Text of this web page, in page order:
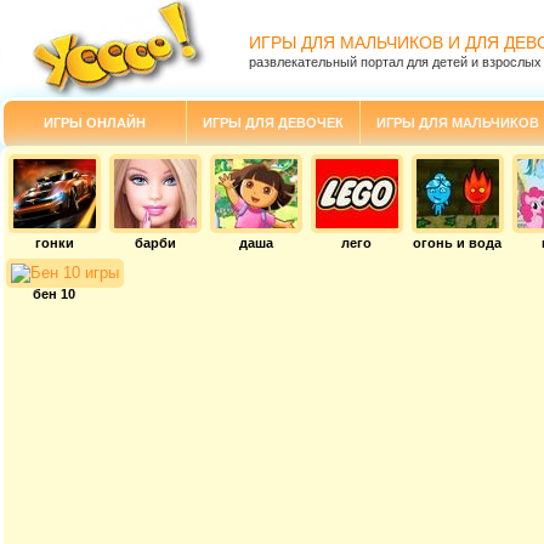
ИГРЫ ДЛЯ МАЛЬЧИКОВ И ДЛЯ
развлекательный портал для детей и взрослых
ИГРЫ ОНЛАЙН ИГРЫ ДЛЯ ДЕВОЧЕК ИГРЫ ДЛЯ МАЛЬЧИКОВ
гонки барби даша лего огонь и вода
бен 10